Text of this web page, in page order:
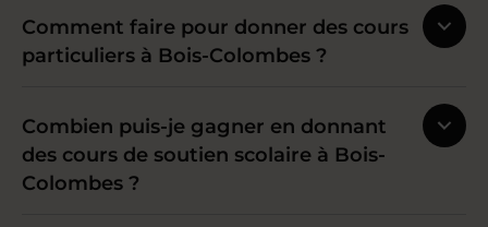
Comment faire pour donner des cours
particuliers à Bois-Colombes ?
Combien puis-je gagner en donnant
des cours de soutien scolaire à Bois-
Colombes ?